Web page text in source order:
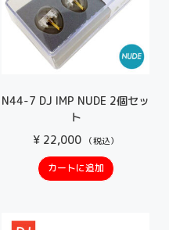
N44-7 DJ IMP NUDE 2個セッ
ト
¥22,000 （税込）
カートに追加